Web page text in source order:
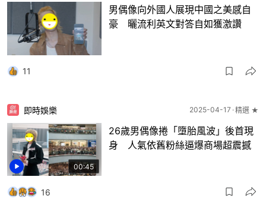
男偶像向外國人展現中國之美感自
豪 曬流利英文對答自如獲激讚
11
00:45
即時娛樂 2025-04-17 精選 ★
26歲男偶像捲「墮胎風波」後首現
身 人氣依舊粉絲逼爆商場超震撼
16